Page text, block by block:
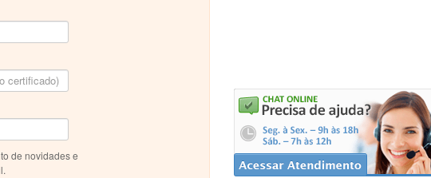
de novidades e